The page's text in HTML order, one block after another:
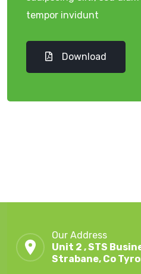
tempor invidunt
Download
Our Address
Unit 2 , STS
Strabane, Co